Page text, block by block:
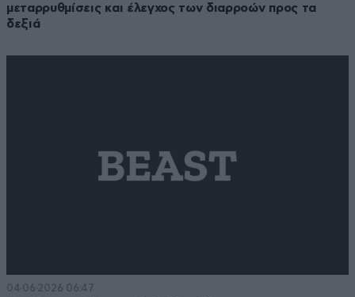
μεταρρυθμίσεις και έλεγχος των διαρροών προς τα
δεξιά
04·06·2026 06:47